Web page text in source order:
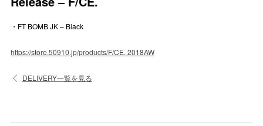
・FT BOMB JK – Black
https://store.50910.jp/products/F/CE. 2018AW
DELIVERY一覧を見る